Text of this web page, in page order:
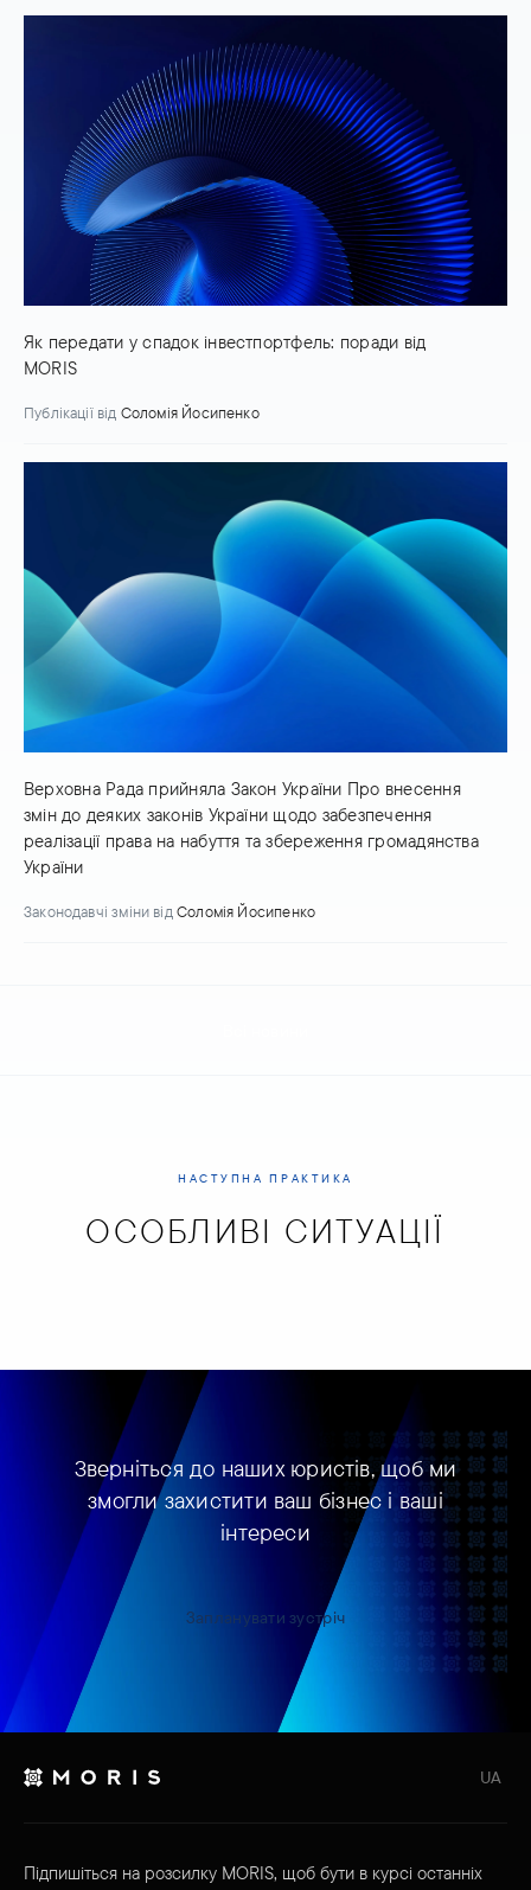
Як передати у спадок інвестпортфель: поради від
MORIS
Публікації від Соломія Йосипенко
Верховна Рада прийняла Закон України Про внесення
змін до деяких законів України щодо забезпечення
реалізації права на набуття та збереження громадянства
України
Законодавчі зміни від Соломія Йосипенко
НАСТУПНА ПРАКТИКА
ОСОБЛИВІ СИТУАЦІЇ
Зверніться до наших юристів, щоб ми
змогли захистити ваш бізнес і ваші
інтереси
Запланувати зустріч
UA
Підпишіться на розсилку MORIS, щоб бути в курсі останніх